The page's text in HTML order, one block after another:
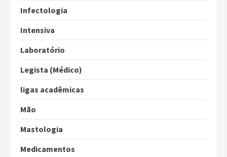
Infectologia
Intensiva
Laboratório
Legista (Médico)
ligas acadêmicas
Mão
Mastologia
Medicamentos